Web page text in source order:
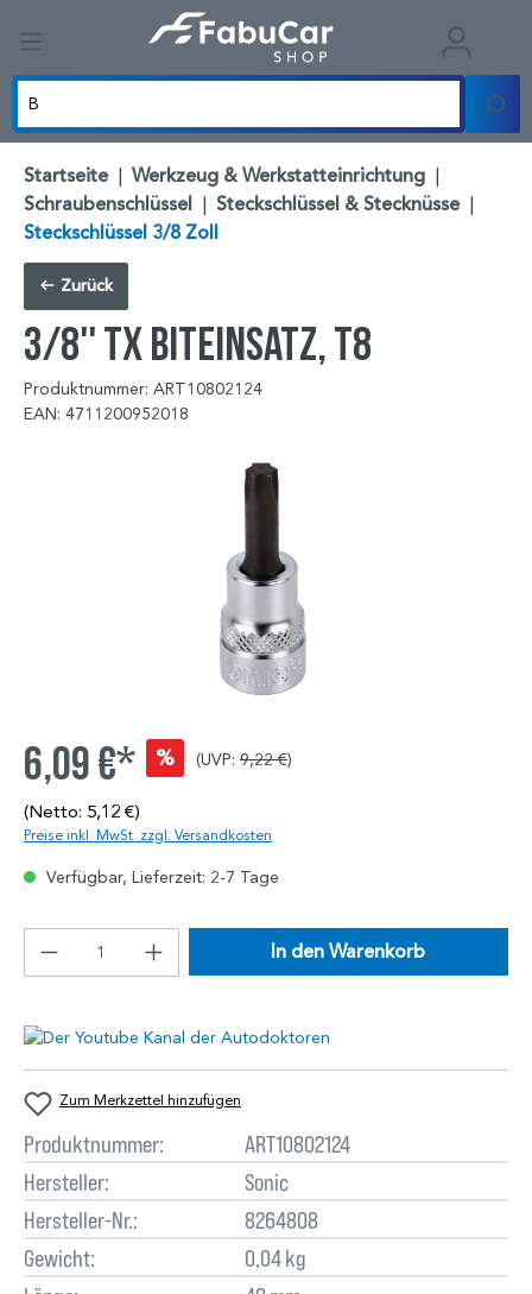
Startseite | Werkzeug & Werkstatteinrichtung |
Schraubenschlüssel | Steckschlüssel & Stecknüsse |
Steckschlüssel 3/8 Zoll
Zurück
3/8'' TX Biteinsatz, T8
Produktnummer: ART10802124
EAN: 4711200952018
6,09 €* % (UVP: 9,22 €)
(Netto: 5,12 €)
Preise inkl. MwSt. zzgl. Versandkosten
Verfügbar, Lieferzeit: 2-7 Tage
In den Warenkorb
Zum Merkzettel hinzufügen
Produktnummer:
ART10802124
Hersteller:
Sonic
Hersteller-Nr.:
8264808
Gewicht:
0,04 kg